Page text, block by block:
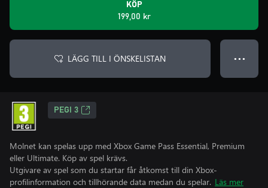
KÖP
199,00 kr
LÄGG TILL I ÖNSKELISTAN ● ● ●
PEGI 3
Molnet kan spelas upp med Xbox Game Pass Essential, Premium
eller Ultimate. Köp av spel krävs.
Utgivare av spel som du startar får åtkomst till din Xbox-
profilinformation och tillhörande data medan du spelar. Läs mer